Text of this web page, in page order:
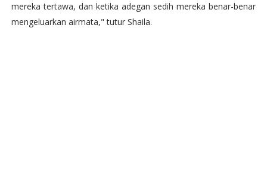
mereka tertawa, dan ketika adegan sedih mereka benar-benar
mengeluarkan airmata," tutur Shaila.